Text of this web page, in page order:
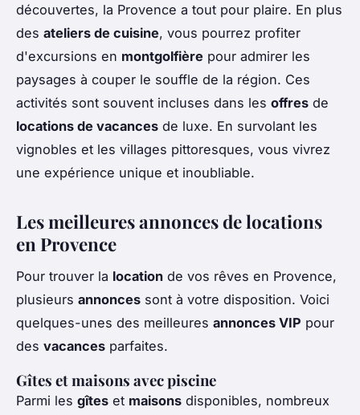
découvertes, la Provence a tout pour plaire. En plus
des ateliers de cuisine, vous pourrez profiter
d'excursions en montgolfière pour admirer les
paysages à couper le souffle de la région. Ces
activités sont souvent incluses dans les offres de
locations de vacances de luxe. En survolant les
vignobles et les villages pittoresques, vous vivrez
une expérience unique et inoubliable.
Les meilleures annonces de locations
en Provence
Pour trouver la location de vos rêves en Provence,
plusieurs annonces sont à votre disposition. Voici
quelques-unes des meilleures annonces VIP pour
des vacances parfaites.
Gîtes et maisons avec piscine
Parmi les gîtes et maisons disponibles, nombreux